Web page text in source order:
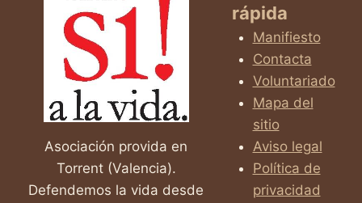
Asociación provida en
Torrent (Valencia).
Defendemos la vida desde
rápida
Manifiesto
Contacta
Voluntariado
Mapa del
sitio
Aviso legal
Política de
privacidad